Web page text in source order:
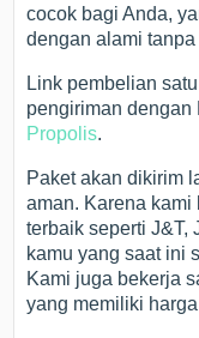
cocok bagi Anda,
dengan alami
Link pembelian
pengiriman dengan
Propolis.
Paket akan dikirim
aman. Karena
terbaik seperti J&T,
kamu yang saat ini
Kami juga bekerja
yang memiliki